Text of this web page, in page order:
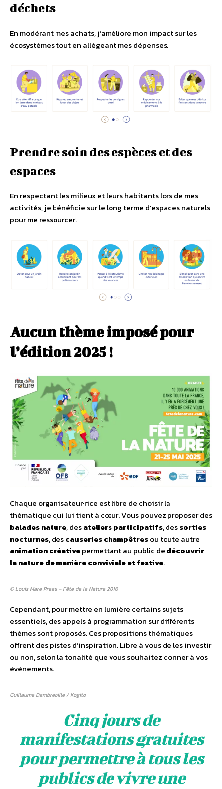
déchets
En modérant mes achats, j’améliore mon impact sur les
écosystèmes tout en allégeant mes dépenses.
Prendre soin des espèces et des
espaces
En respectant les milieux et leurs habitants lors de mes
activités, je bénéficie sur le long terme d’espaces naturels
pour me ressourcer.
Aucun thème imposé pour
l’édition 2025 !
Chaque organisateur·rice est libre de choisir la
thématique qui lui tient à cœur. Vous pouvez proposer des
balades nature, desateliers participatifs, dessorties
nocturnes, descauseries champêtresou toute autre
animation créativepermettant au public de découvrir
la nature de manière conviviale et festive.
© Louis Mare Preau – Fête de la Nature 2016
Cependant, pour mettre en lumière certains sujets
essentiels, des appels à programmation sur différents
thèmes sont proposés. Ces propositions thématiques
offrent des pistes d’inspiration. Libre à vous de les investir
ou non, selon la tonalité que vous souhaitez donner à vos
événements.
Guillaume Dambrebille / Kogito
Cinq jours de
manifestations gratuites
pour permettre à tous les
publics de vivre une